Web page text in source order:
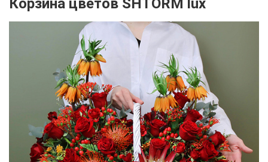
Корзина цветов SHTORM lux